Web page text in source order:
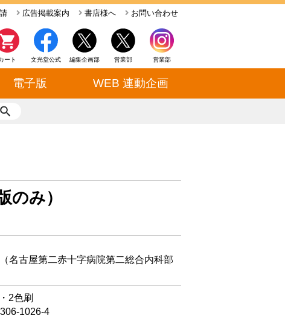
お問い合わせ
書店様へ
広告掲載案内
営業部
営業部
編集企画部
文光堂公式
ート
電子版 WEB 連動企画
のみ）
名古屋第二赤十字病院第二総合内科部
2色刷
1026-4